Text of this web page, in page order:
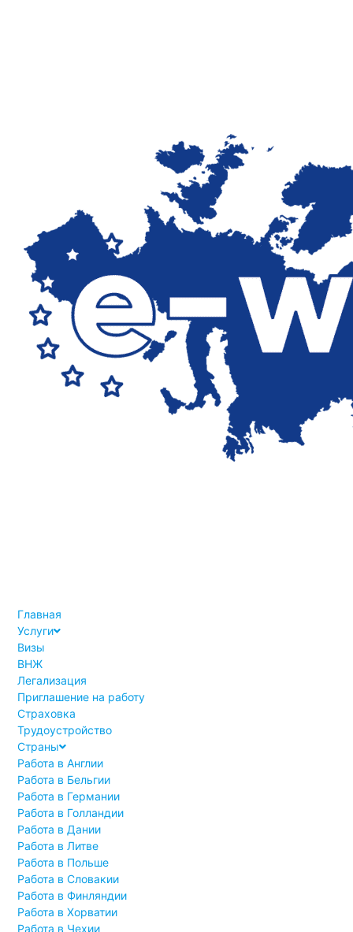
Главная
Услуги
Визы
ВНЖ
Легализация
Приглашение на работу
Страховка
Трудоустройство
Страны
Работа в Англии
Работа в Бельгии
Работа в Германии
Работа в Голландии
Работа в Дании
Работа в Литве
Работа в Польше
Работа в Словакии
Работа в Финляндии
Работа в Хорватии
Работа в Чехии